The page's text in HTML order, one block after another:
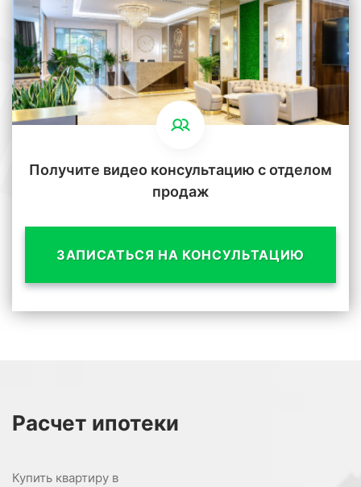
Получите видео консультацию с отделом
продаж
ЗАПИСАТЬСЯ НА КОНСУЛЬТАЦИЮ
Расчет ипотеки
Купить квартиру в